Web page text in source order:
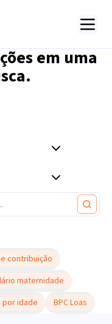
em uma
contribuição
maternidade
idade BPC Loas